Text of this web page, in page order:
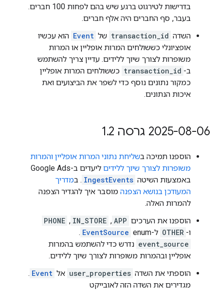
בדרישות לטירגוט ברגע שיש בהם לפחות 100 חברים.
בעבר, סף החברים היה אלף חברים.
השדה transaction_id של Event הוא עכשיו
אופציונלי כששולחים המרות אופליין או המרות
משופרות לצורך שיוך ללידים. עדיין צריך להשתמש
ב- transaction_id כששולחים המרות אופליין
כמקור נתונים נוסף כדי לשפר את הביצועים ואת
איכות הנתונים.
‫2025-08-06 גרסה 1 .2
הוספנו תמיכה בשליחת נתוני המרות אופליין והמרות
משופרות לצורך שיוך ללידים
ליעדים ב-Google Ads
באמצעות השיטה IngestEvents . במדריך
המעודכן בנושא הצפנה מוסבר איך להגדיר הצפנה
להמרות האלה.
הוספנו את הערכים APP
,‏
IN_STORE
,‏
PHONE
ו- OTHER ל-enum‏ EventSource
.
event_source נדרש כדי להשתמש בהמרות
אופליין ובהמרות משופרות לצורך שיוך ללידים.
הוספתי את השדה user_properties אל Event
.
מגדירים את השדה הזה לאובייקט